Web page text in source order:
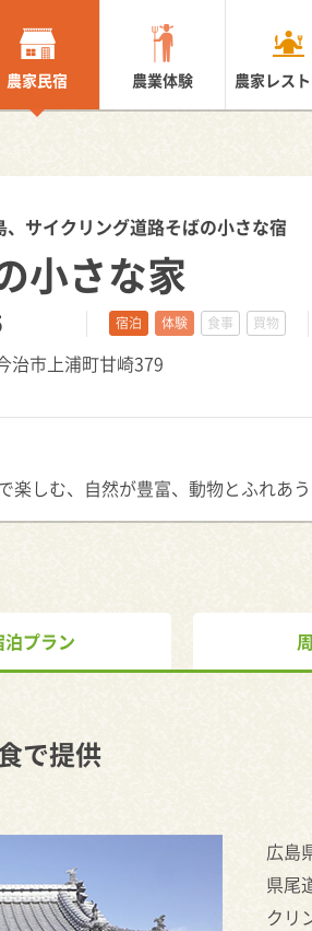
農家民宿 農業体験 農家レス
サイクリング道路そばの小さな宿
小さな家
宿泊 体験 食事 買物
市上浦町甘崎379
楽しむ、自然が豊富、動物とふれあ
泊プラン
で提供
広島
県尾
クリ